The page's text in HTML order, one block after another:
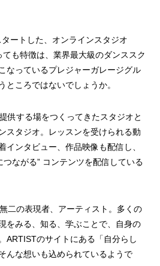
ートした、オンラインスタジオ
ても特徴は、業界最大級のダンススク
なっているプレジャーガレージグル
ところではないでしょうか。
供する場をつくってきたスタジオと
スタジオ。レッスンを受けられる動
インタビュー、作品映像も配信し、
つながる” コンテンツを配信している
二の表現者、アーティスト。多くの
をみる、知る、学ぶことで、自身の
ARTISTのサイトにある「自分らし
んな想いも込められているようで